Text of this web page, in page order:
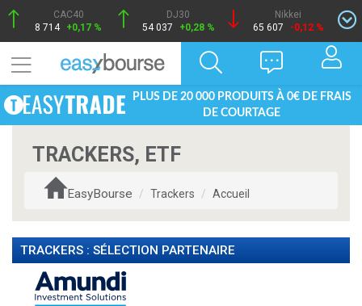
CAC40
8 714 +0,17 %
DJ30
54 037
+0,28 %
Nikkei
65 607
-0,12 %
PLUS DE 20 000 PRODUITS À 0€ DE FRAIS
DE COURTAGE
TRACKERS, ETF
EasyBourse Trackers Accueil
TRACKERS : SÉLECTION PARTENAIRE